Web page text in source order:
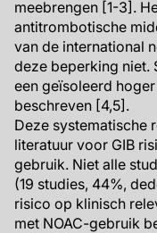
meebrengen [1-3].
antitrombotische
van de international
deze beperking niet.
een geïsoleerd
beschreven [4,5].
Deze systematische
literatuur voor GIB
gebruik. Niet alle
(19 studies, 44%,
risico op klinisch
met NOAC-gebruik